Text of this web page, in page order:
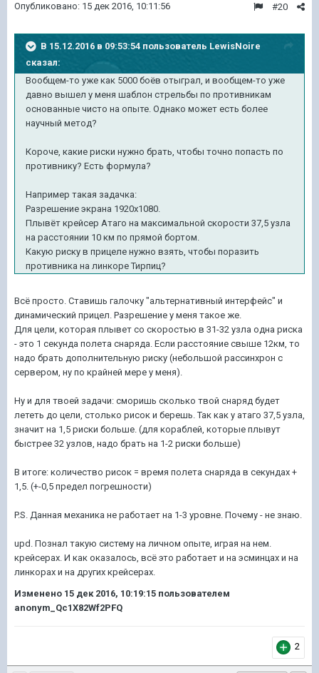
#20
Опубликовано: 15 дек 2016, 10:11:56
В 15.12.2016 в 09:53:54 пользователь LewisNoire
сказал:
Вообщем-то уже как 5000 боёв отыграл, и вообщем-то уже
давно вышел у меня шаблон стрельбы по противникам
основанные чисто на опыте. Однако может есть более
научный метод?
Короче, какие риски нужно брать, чтобы точно попасть по
противнику? Есть формула?
Например такая задачка:
Разрешение экрана 1920x1080.
Плывёт крейсер Атаго на максимальной скорости 37,5 узла
на расстоянии 10 км по прямой бортом.
Какую риску в прицеле нужно взять, чтобы поразить
противника на линкоре Тирпиц?
Всё просто. Ставишь галочку "альтернативный интерфейс" и
динамический прицел. Разрешение у меня такое же.
Для цели, которая плывет со скоростью в 31-32 узла одна риска
- это 1 секунда полета снаряда. Если расстояние свыше 12км, то
надо брать дополнительную риску (небольшой рассинхрон с
сервером, ну по крайней мере у меня).
Ну и для твоей задачи: сморишь сколько твой снаряд будет
лететь до цели, столько рисок и берешь. Так как у атаго 37,5 узла,
значит на 1,5 риски больше. (для кораблей, которые плывут
быстрее 32 узлов, надо брать на 1-2 риски больше)
В итоге: количество рисок = время полета снаряда в секундах +
1,5. (+-0,5 предел погрешности)
P.S. Данная механика не работает на 1-3 уровне. Почему - не знаю.
upd. Познал такую систему на личном опыте, играя на нем.
крейсерах. И как оказалось, всё это работает и на эсминцах и на
линкорах и на других крейсерах.
Изменено 15 дек 2016, 10:19:15 пользователем
anonym_Qc1X82Wf2PFQ
2